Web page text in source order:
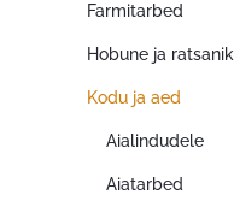
Farmitarbed
Hobune ja ratsanik
Kodu ja aed
Aialindudele
Aiatarbed